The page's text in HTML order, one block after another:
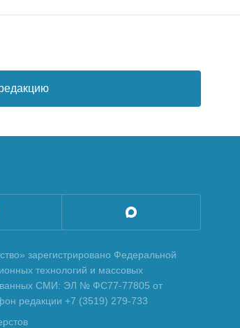
зарегистрировано Федеральной
технологий и массовых
СМИ: ЭЛ № ФС77-77805 от
редакции +7 (3519) 279-733